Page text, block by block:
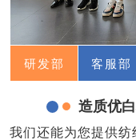
研发部 客服部
造质优
我们还能为您提供